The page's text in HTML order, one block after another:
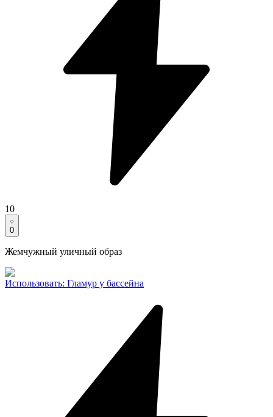
10
0
Жемчужный уличный образ
Использовать: Гламур у бассейна